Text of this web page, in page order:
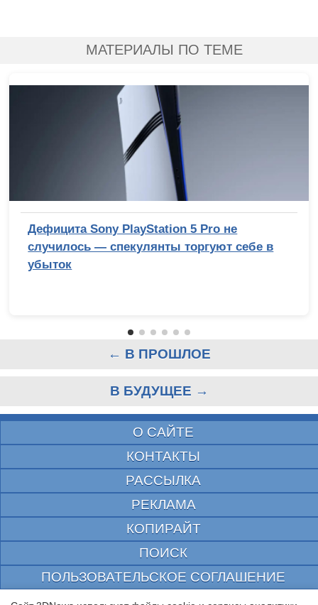
МАТЕРИАЛЫ ПО ТЕМЕ
Дефицита Sony PlayStation 5 Pro не
случилось — спекулянты торгуют себе в
убыток
← В ПРОШЛОЕ
В БУДУЩЕЕ →
О САЙТЕ
КОНТАКТЫ
РАССЫЛКА
РЕКЛАМА
КОПИРАЙТ
ПОИСК
ПОЛЬЗОВАТЕЛЬСКОЕ СОГЛАШЕНИЕ